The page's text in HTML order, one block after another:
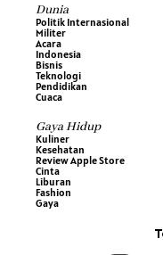
Dunia
Politik Internasional
Militer
Acara
Indonesia
Bisnis
Teknologi
Pendidikan
Cuaca
Gaya Hidup
Kuliner
Kesehatan
Review Apple Store
Cinta
Liburan
Fashion
Gaya